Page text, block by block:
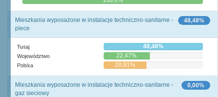
48,48%
Mieszkania wyposażone w instalacje techniczno-sanitarne -
piece
Tutaj 48,48%
Województwo 22,47%
Polska 20,91%
0,00%
Mieszkania wyposażone w instalacje techniczno-sanitarne -
gaz sieciowy